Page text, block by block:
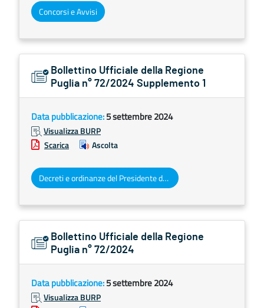
Concorsi e Avvisi
Bollettino Ufficiale della Regione
Puglia n° 72/2024 Supplemento 1
Data pubblicazione:5 settembre 2024
Visualizza BURP
Scarica
Ascolta
Decreti e ordinanze del Presidente della Giunta regionale
Bollettino Ufficiale della Regione
Puglia n° 72/2024
Data pubblicazione:5 settembre 2024
Visualizza BURP